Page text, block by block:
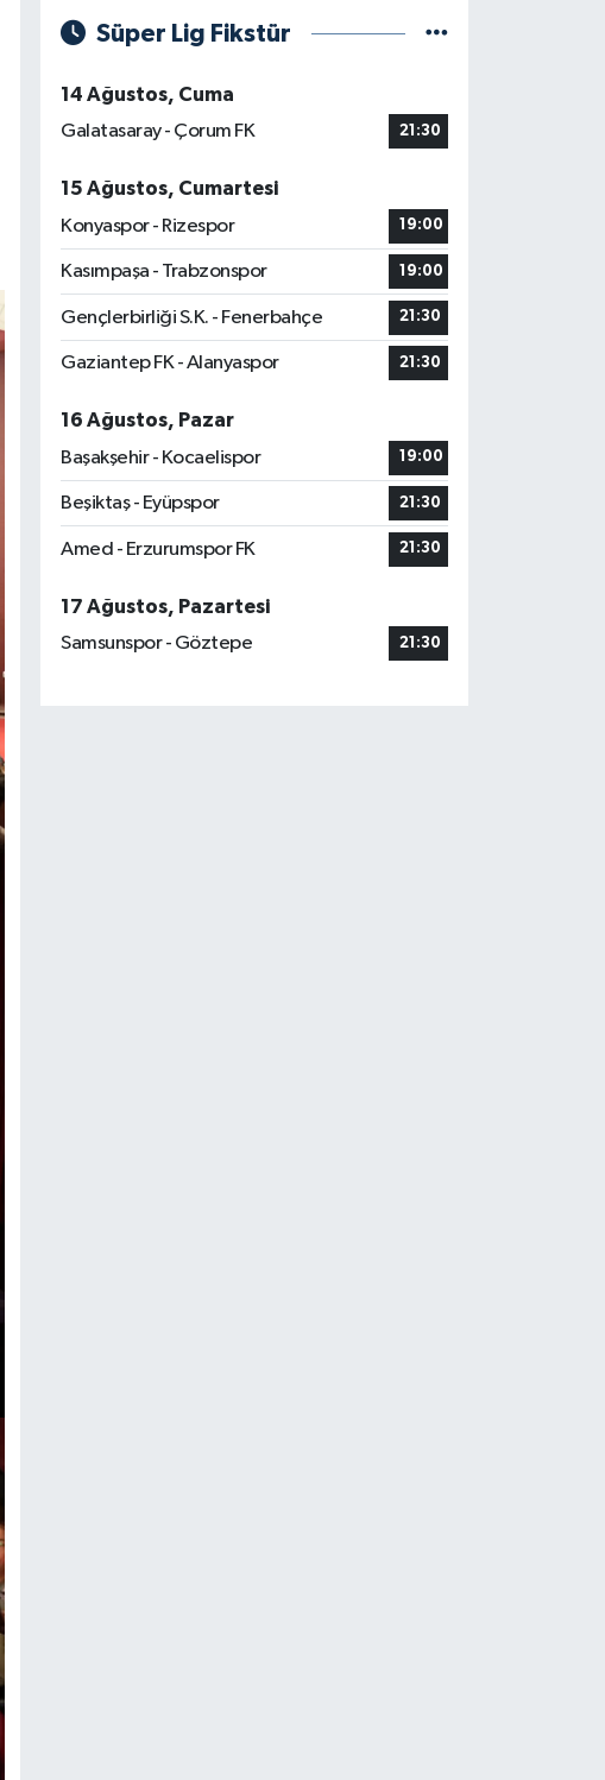
Süper Lig Fikstür
14 Ağustos, Cuma
Galatasaray - Çorum FK
21:30
15 Ağustos, Cumartesi
Konyaspor - Rizespor
19:00
Kasımpaşa - Trabzonspor 19:00
Gençlerbirliği S.K. - Fenerbahçe 21:30
Gaziantep FK - Alanyaspor 21:30
16 Ağustos, Pazar
Başakşehir - Kocaelispor
19:00
Beşiktaş - Eyüpspor 21:30
Amed - Erzurumspor FK 21:30
17 Ağustos, Pazartesi
Samsunspor - Göztepe
21:30